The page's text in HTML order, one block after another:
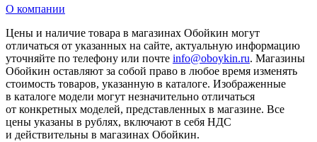
О компании
Цены и наличие товара в магазинах Обойкин могут
отличаться от указанных на сайте, актуальную информацию
уточняйте по телефону или почте info@oboykin.ru. Магазины
Обойкин оставляют за собой право в любое время изменять
стоимость товаров, указанную в каталоге. Изображенные
в каталоге модели могут незначительно отличаться
от конкретных моделей, представленных в магазине. Все
цены указаны в рублях, включают в себя НДС
и действительны в магазинах Обойкин.